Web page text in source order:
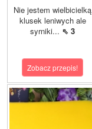
Nie jestem wielbicielką
klusek leniwych ale
syrniki... ⇖ 3
Zobacz przepis!